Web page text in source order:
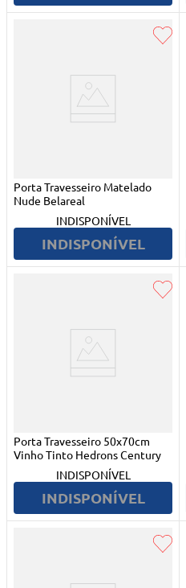
Porta Travesseiro Matelado
Nude Belareal
INDISPONÍVEL
INDISPONÍVEL
Porta Travesseiro 50x70cm
Vinho Tinto Hedrons Century
INDISPONÍVEL
INDISPONÍVEL